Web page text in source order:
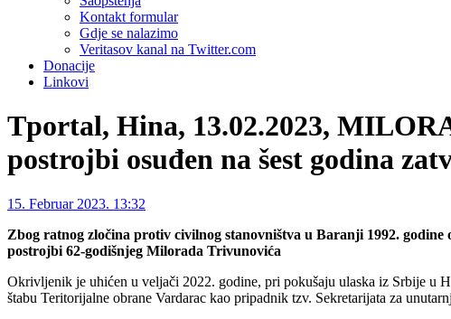
Kontakt formular
Gdje se nalazimo
Veritasov kanal na Twitter.com
Donacije
Linkovi
Tportal, Hina, 13.02.2023,
postrojbi osuđen na šest godina
15. Februar 2023. 13:32
Zbog ratnog zločina protiv civilnog stanovništva u Baranji 1992.
postrojbi 62-godišnjeg Milorada Trivunovića
Okrivljenik je uhićen u veljači 2022. godine, pri pokušaju ulaska iz Srbije u
štabu Teritorijalne obrane Vardarac kao pripadnik tzv. Sekretarijata za